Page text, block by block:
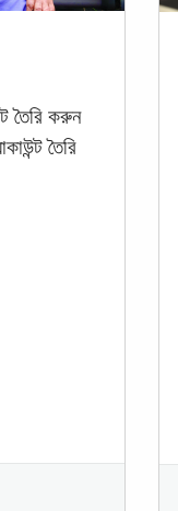
তৈরি করুন
তৈরি